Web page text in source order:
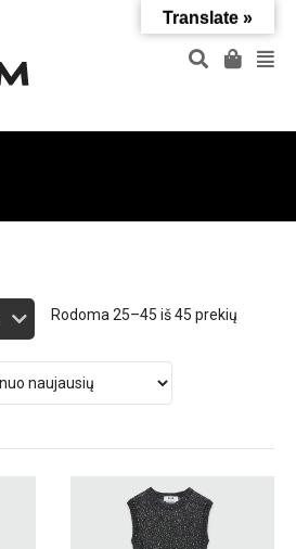
Rodoma 25–45 iš 45 prekių
Translate »